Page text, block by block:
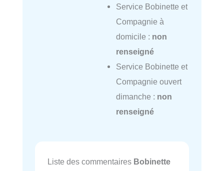
Service Bobinette et
Compagnie à
domicile : non
renseigné
Service Bobinette et
Compagnie ouvert
dimanche : non
renseigné
Liste des commentaires Bobinette